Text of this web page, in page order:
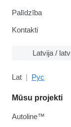
Palīdzība
Kontakti
Latvija /
Lat Рус
Mūsu projekti
Autoline™